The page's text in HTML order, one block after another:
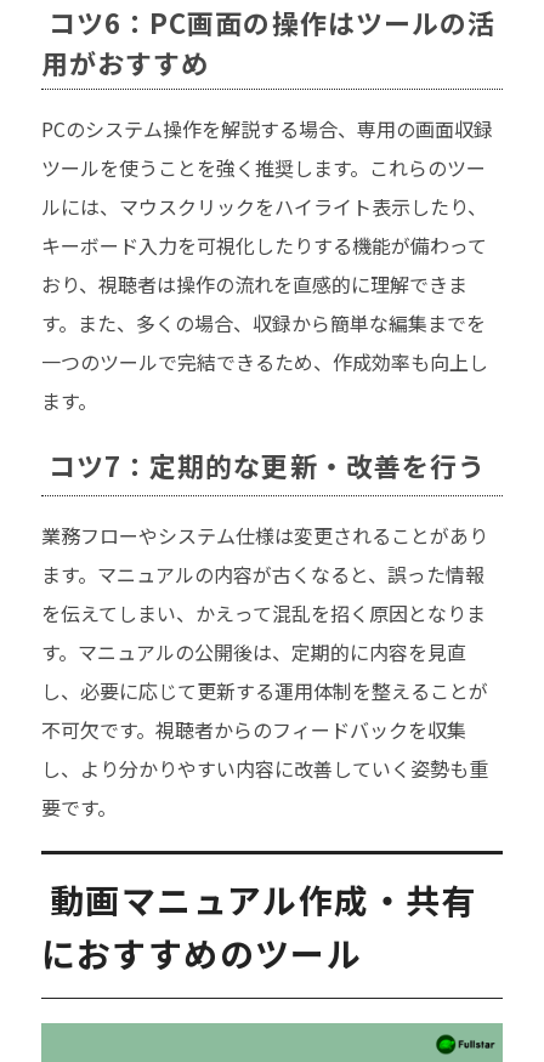
コツ6：PC画面の操作はツールの活
用がおすすめ
PCのシステム操作を解説する場合、専用の画面収録
ツールを使うことを強く推奨します。これらのツー
ルには、マウスクリックをハイライト表示したり、
キーボード入力を可視化したりする機能が備わって
おり、視聴者は操作の流れを直感的に理解できま
す。また、多くの場合、収録から簡単な編集までを
一つのツールで完結できるため、作成効率も向上し
ます。
コツ7：定期的な更新・改善を行う
業務フローやシステム仕様は変更されることがあり
ます。マニュアルの内容が古くなると、誤った情報
を伝えてしまい、かえって混乱を招く原因となりま
す。マニュアルの公開後は、定期的に内容を見直
し、必要に応じて更新する運用体制を整えることが
不可欠です。視聴者からのフィードバックを収集
し、より分かりやすい内容に改善していく姿勢も重
要です。
動画マニュアル作成・共有
におすすめのツール